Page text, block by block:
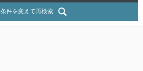
条件を変えて再検索